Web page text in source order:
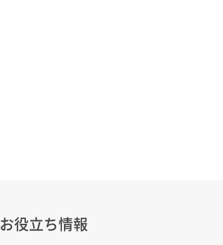
お役立ち情報